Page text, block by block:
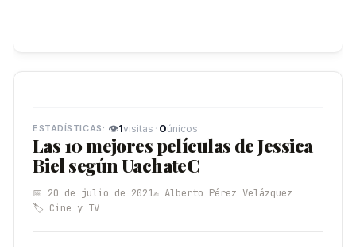
👁1visitas · 0únicos
Las 10 mejores películas de Jessica
Biel según UachateC
📅 20 de julio de 2021✍️ Alberto Pérez Velázquez
🏷️ Cine y TV